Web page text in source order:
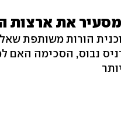
את ארצות
הורות משותפת
נבוס, הסכימה האם